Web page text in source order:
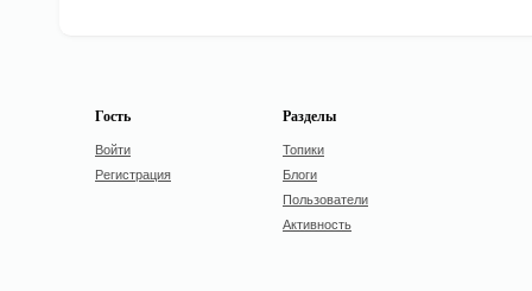
Гость
Войти
Регистрация
Разделы
Топики
Блоги
Пользователи
Активность